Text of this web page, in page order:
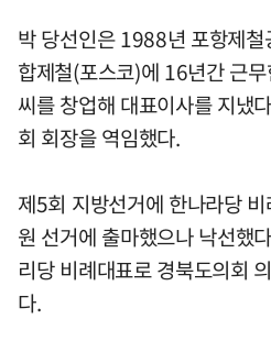
박 당선인은 1988년 포항제
합제철(포스코)에 16년간 근
씨를 창업해 대표이사를 지냈
회 회장을 역임했다.
제5회 지방선거에 한나라당
원 선거에 출마했으나 낙선했
리당 비례대표로 경북도의회
다.